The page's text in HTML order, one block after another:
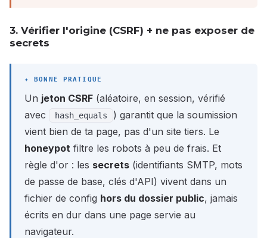
3. Vérifier l'origine (CSRF) + ne pas exposer de
secrets
Un jeton CSRF (aléatoire, en session, vérifié
avec
hash_equals
) garantit que la soumission
vient bien de ta page, pas d'un site tiers. Le
honeypot filtre les robots à peu de frais. Et
règle d'or : les secrets (identifiants SMTP, mots
de passe de base, clés d'API) vivent dans un
fichier de config hors du dossier public, jamais
écrits en dur dans une page servie au
navigateur.